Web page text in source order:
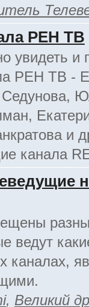
РЕН ТВ
увидеть и
РЕН ТВ -
и
канала
ведут
каналах,
, Великий